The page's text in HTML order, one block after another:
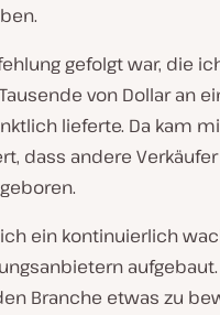
gefolgt war, die
von Dollar an
lieferte. Da kam
dass andere
ein kontinuierlich
Branche etwas zu